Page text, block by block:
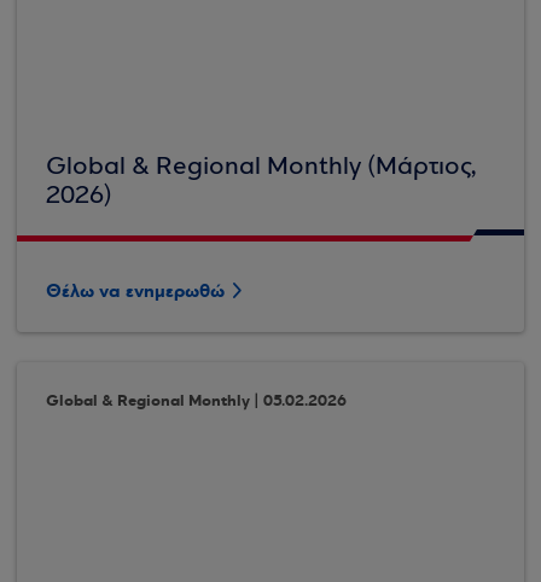
Global & Regional Monthly (Μάρτιος,
2026)
Θέλω να ενημερωθώ
Global & Regional Monthly | 05.02.2026